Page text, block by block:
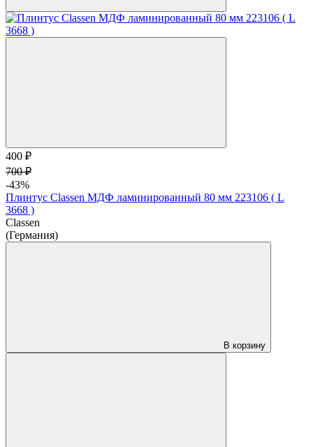
400 ₽
700 ₽
-43%
Плинтус Classen МДФ ламинированный 80 мм 223106 ( L
3668 )
Classen
(Германия)
В корзину